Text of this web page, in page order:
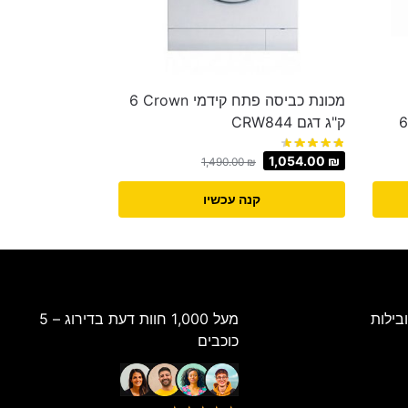
מכונת כביסה ‏פתח קידמי Crown ‏6
‏ק"ג דגם CRW844
1,490.00₪ 1,054.00 ₪
קנה עכשיו
מעל 1,000 חוות דעת בדירוג – 5
כוכבים